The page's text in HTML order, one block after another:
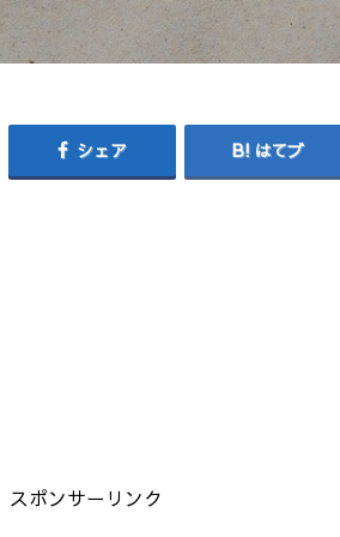
シェア はてブ
スポンサーリンク